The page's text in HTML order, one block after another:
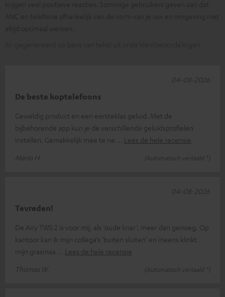
De beste koptelefoons
Geweldig product en een eersteklas geluid. Met de
bijbehorende app kun je de verschillende geluidsprofielen
instellen. Gemakkelijk mee te ne
Lees de hele recensie
Mario H.
(Automatisch vertaald *)
04-08-2026
Tevreden!
De Airy TWS 2 is voor mij, als ‘oude knar’, meer dan genoeg. Op
kantoor kan ik mijn collega’s ‘buiten sluiten’ en ineens klinkt
mijn grasmaa
Lees de hele recensie
Thomas W.
(Automatisch vertaald *)
04-08-2026